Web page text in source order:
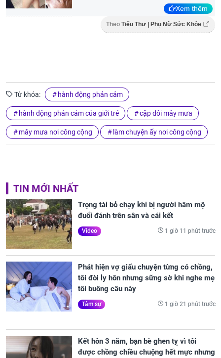
Xem thêm
Theo Tiểu Thư | Phụ Nữ Sức Khỏe
Từ khóa: hành động phản cảm
hành động phản cảm của giới trẻ cặp đôi mây mưa
mây mưa nơi công cộng làm chuyện ấy nơi công cộng
TIN MỚI NHẤT
Trọng tài bỏ chạy khi bị người hâm mộ
đuổi đánh trên sân và cái kết
Video 1 giờ 11 phút trước
Phát hiện vợ giấu chuyện từng có chồng,
tôi đòi ly hôn nhưng sững sờ khi nghe mẹ
tôi buông câu này
Tâm sự 1 giờ 21 phút trước
Kết hôn 3 năm, bạn bè ghen tỵ vì tôi
được chồng chiều chuộng hết mực nhưng